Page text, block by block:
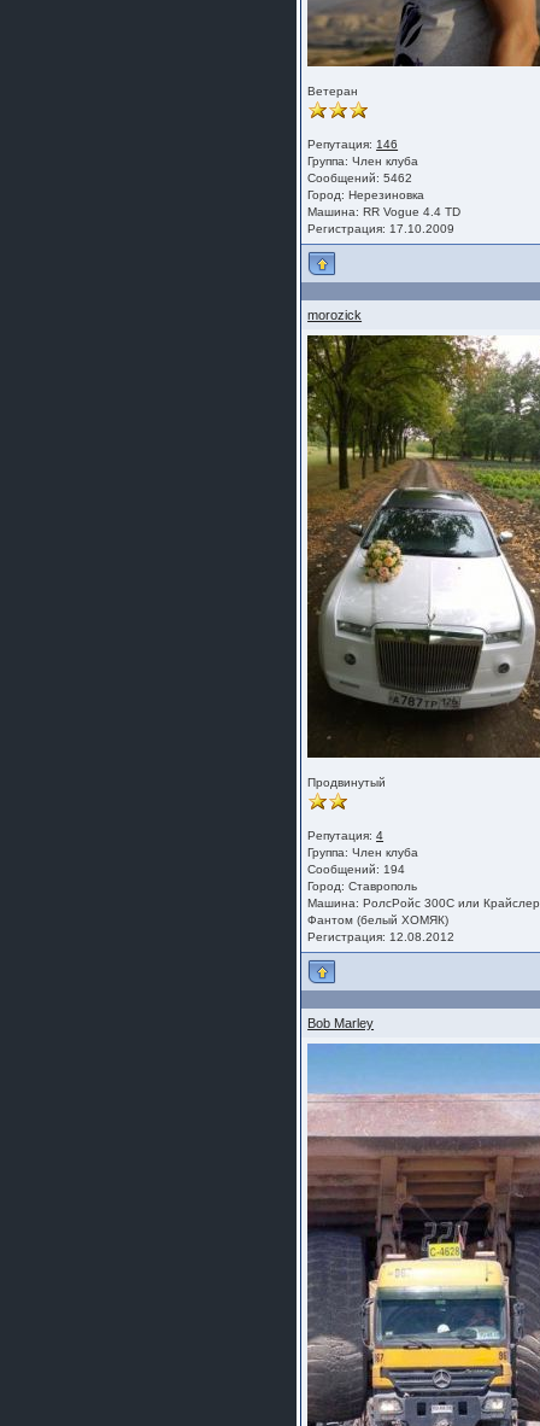
Ветеран
Репутация: 146
Группа:Член клуба
Сообщений: 5462
Город: Нерезиновка
Машина: RR Vogue 4.4 TD
Регистрация: 17.10.2009
morozick
Продвинутый
Репутация:4
Группа:Член клуба
Сообщений: 194
Город: Ставрополь
Машина: РолсРойс 300С или Крайслер
Фантом (белый ХОМЯК)
Регистрация: 12.08.2012
Bob Marley